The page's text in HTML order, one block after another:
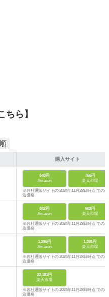
ちら】
購入サイト
648円
Amazon
766円
楽天市場
※各社通販サイトの 2024年11月28日時点 での税
込価格
842円
Amazon
902円
楽天市場
※各社通販サイトの 2024年11月28日時点 での税
込価格
1,296円
Amazon
1,391円
楽天市場
※各社通販サイトの 2024年11月28日時点 での税
込価格
22,181円
楽天市場
※各社通販サイトの 2024年11月28日時点 での税
込価格